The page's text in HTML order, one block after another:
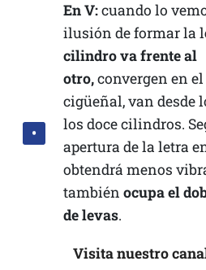
En V:cuando lo
ilusión de formar la l
cilindro va frente al
otro,convergen en
cigüeñal, van desde
los doce cilindros.
apertura de la letra
obtendrá menos
también ocupa el
de levas.
Visita nuestro